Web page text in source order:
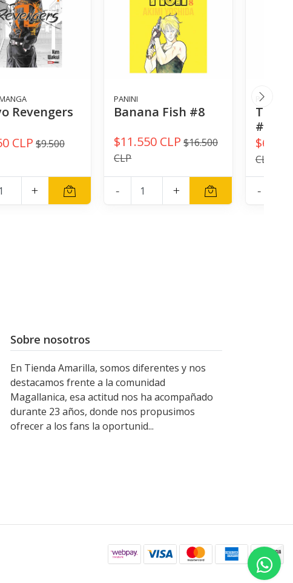
Revengers
CLP $9.500
+
PANINI
Banana Fish #8
$11.550 CLP $16.500
CLP
- +
PANINI
#5
CLP
-
Sobre nosotros
En Tienda Amarilla, somos diferentes y nos
destacamos frente a la comunidad
Magallanica, esa actitud nos ha acompañado
durante 23 años, donde nos propusimos
ofrecer a los fans la oportunid...